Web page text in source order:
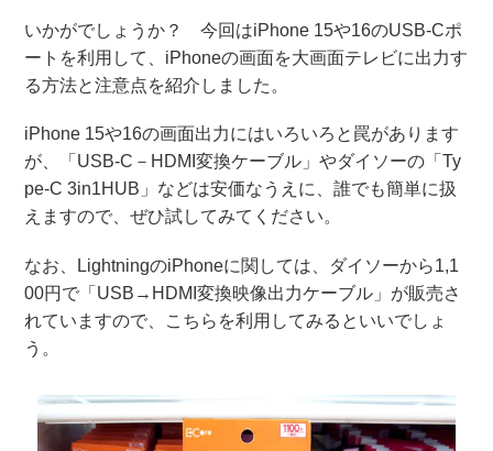
いかがでしょうか？ 今回はiPhone 15や16のUSB-Cポ
ートを利用して、iPhoneの画面を大画面テレビに出力す
る方法と注意点を紹介しました。
iPhone 15や16の画面出力にはいろいろと罠があります
が、「USB-C－HDMI変換ケーブル」やダイソーの「Ty
pe-C 3in1HUB」などは安価なうえに、誰でも簡単に扱
えますので、ぜひ試してみてください。
なお、LightningのiPhoneに関しては、ダイソーから1,1
00円で「USB→HDMI変換映像出力ケーブル」が販売さ
れていますので、こちらを利用してみるといいでしょ
う。